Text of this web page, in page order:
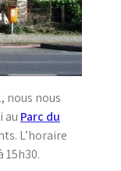
nous nous
au Parc du
L’horaire
15h30.